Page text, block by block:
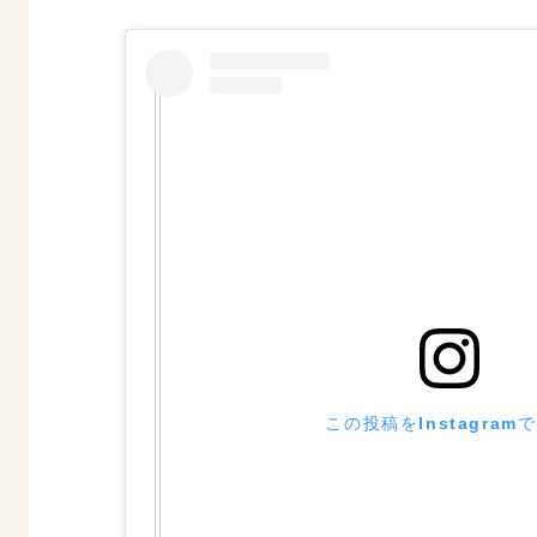
この投稿をInstagram